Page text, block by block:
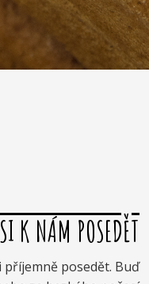
K NÁM POSEDĚT
příjemně posedět. Buď